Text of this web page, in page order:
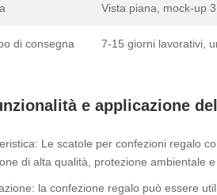
Vista piana, mock-up
di consegna 7-15 giorni lavorativi,
e applicazione
Le scatole per confezioni regalo
di alta qualità, protezione ambientale
la confezione regalo può essere